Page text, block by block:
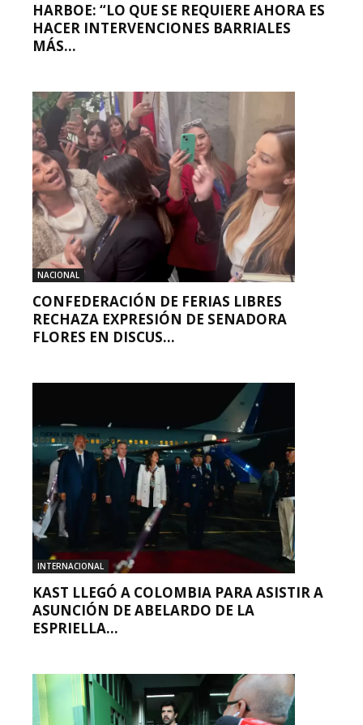
HARBOE: “LO QUE SE REQUIERE AHORA ES
HACER INTERVENCIONES BARRIALES
MÁS...
NACIONAL
CONFEDERACIÓN DE FERIAS LIBRES
RECHAZA EXPRESIÓN DE SENADORA
FLORES EN DISCUS...
INTERNACIONAL
KAST LLEGÓ A COLOMBIA PARA ASISTIR A
ASUNCIÓN DE ABELARDO DE LA
ESPRIELLA...